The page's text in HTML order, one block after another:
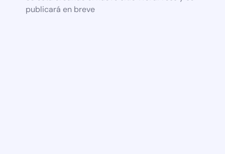
publicará en breve